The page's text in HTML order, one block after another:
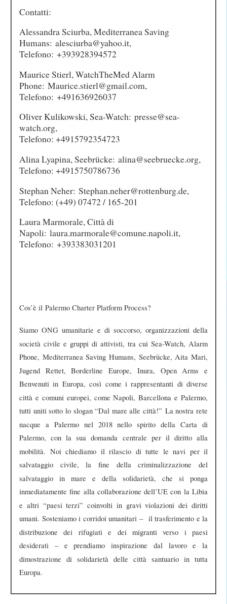
Contatti:
Alessandra Sciurba, Mediterranea Saving
Humans: alesciurba@yahoo.it,
Telefono: +393928394572
Maurice Stierl, WatchTheMed Alarm
Phone: Maurice.stierl@gmail.com,
Telefono: +491636926037
Oliver Kulikowski, Sea-Watch: presse@sea-
watch.org,
Telefono: +4915792354723
Alina Lyapina, Seebrücke: alina@seebruecke.org,
Telefono: +4915750786736
Stephan Neher: Stephan.neher@rottenburg.de,
Telefono: (+49) 07472 / 165-201
Laura Marmorale, Città di
Napoli: laura.marmorale@comune.napoli.it,
Telefono: +393383031201
Cos’è il Palermo Charter Platform Process?
Siamo ONG umanitarie e di soccorso, organizzazioni della
società civile e gruppi di attivisti, tra cui Sea-Watch, Alarm
Phone, Mediterranea Saving Humans, Seebrücke, Aita Mari,
Jugend Rettet, Borderline Europe, Inura, Open Arms e
Benvenuti in Europa, così come i rappresentanti di diverse
città e comuni europei, come Napoli, Barcellona e Palermo,
tutti uniti sotto lo slogan “Dal mare alle città!” La nostra rete
nacque a Palermo nel 2018 nello spirito della Carta di
Palermo, con la sua domanda centrale per il diritto alla
mobilità. Noi chiediamo il rilascio di tutte le navi per il
salvataggio civile, la fine della criminalizzazione del
salvataggio in mare e della solidarietà, che si ponga
inmediatamente fine alla collaborazione dell’UE con la Libia
e altri “paesi terzi” coinvolti in gravi violazioni dei diritti
umani. Sosteniamo i corridoi umanitari –
il trasferimento e la
distribuzione dei rifugiati e dei migranti verso i paesi
desiderati – e prendiamo inspirazione dal lavoro e la
dimostrazione di solidarietà delle città santuario in tutta
Europa.